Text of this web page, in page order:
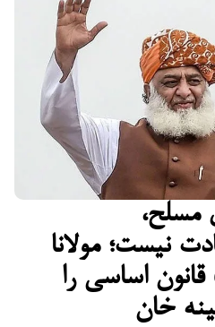
مسلح،
نیست؛ مولانا
اساسی را
خان